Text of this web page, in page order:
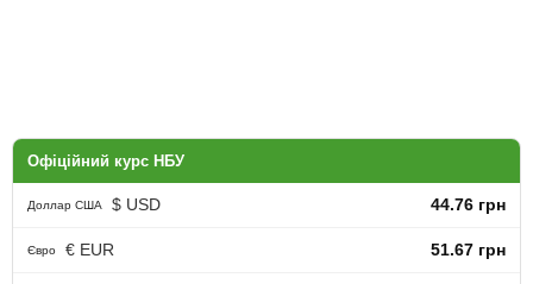
Офіційний курс НБУ
Доллар США $ USD 44.76 грн
Євро € EUR 51.67 грн